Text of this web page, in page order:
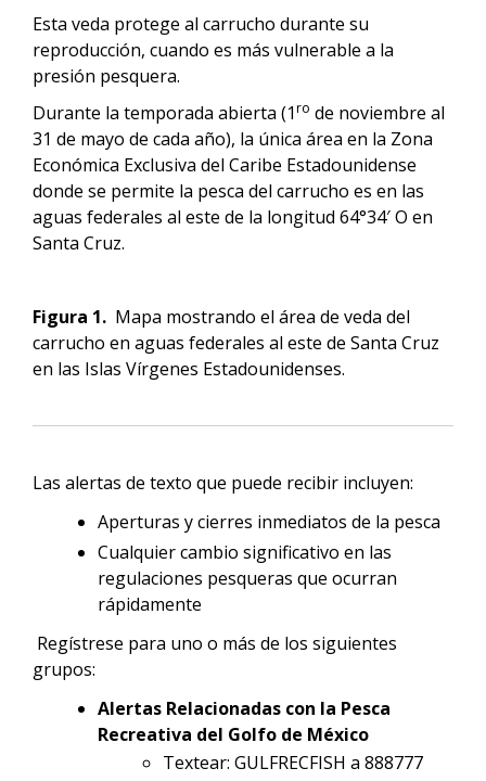
Esta veda protege al carrucho durante su
reproducción, cuando es más vulnerable a la
presión pesquera.
Durante la temporada abierta (1ro de noviembre al
31 de mayo de cada año), la única área en la Zona
Económica Exclusiva del Caribe Estadounidense
donde se permite la pesca del carrucho es en las
aguas federales al este de la longitud 64°34′ O en
Santa Cruz.
Figura 1. Mapa mostrando el área de veda del
carrucho en aguas federales al este de Santa Cruz
en las Islas Vírgenes Estadounidenses.
Las alertas de texto que puede recibir incluyen:
Aperturas y cierres inmediatos de la pesca
Cualquier cambio significativo en las
regulaciones pesqueras que ocurran
rápidamente
Regístrese para uno o más de los siguientes
grupos:
Alertas Relacionadas con la Pesca
Recreativa del Golfo de México
Textear: GULFRECFISH a 888777